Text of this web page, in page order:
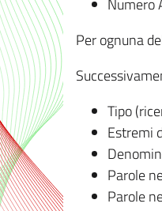
Per ognuna
Tipo
Estremi
Parole
Parole